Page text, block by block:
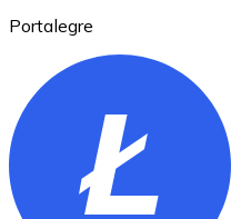
Ethereum
ETH
Portalegre